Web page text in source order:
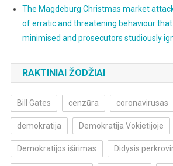
The Magdeburg Christmas market
of erratic and threatening behaviour
minimised and prosecutors studiously
RAKTINIAI ŽODŽIAI
Bill Gates cenzūra coronavirusas
demokratija Demokratija Vokietijoje
Demokratijos iširimas Didysis